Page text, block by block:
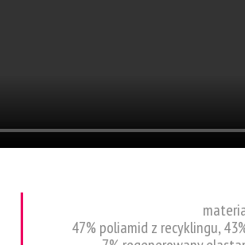
47% poliamid z recyklingu,